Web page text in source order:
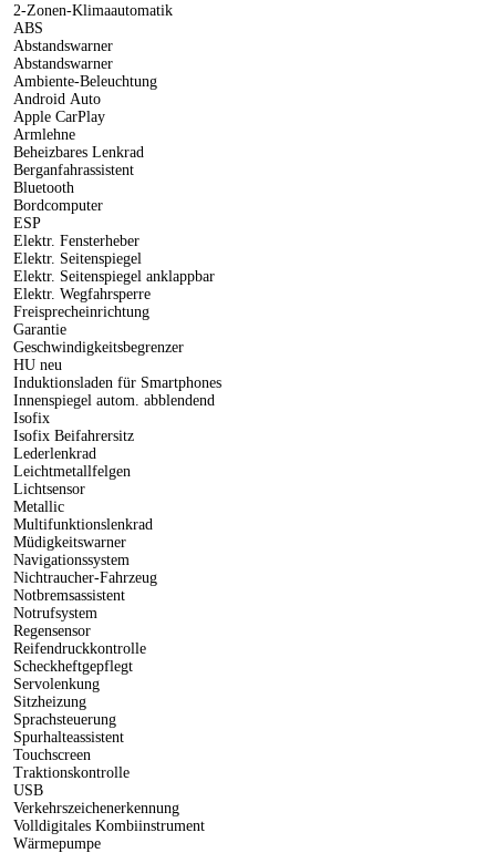
2-Zonen-Klimaautomatik
ABS
Abstandswarner
Abstandswarner
Ambiente-Beleuchtung
Android Auto
Apple CarPlay
Armlehne
Beheizbares Lenkrad
Berganfahrassistent
Bluetooth
Bordcomputer
ESP
Elektr. Fensterheber
Elektr. Seitenspiegel
Elektr. Seitenspiegel anklappbar
Elektr. Wegfahrsperre
Freisprecheinrichtung
Garantie
Geschwindigkeitsbegrenzer
HU neu
Induktionsladen für Smartphones
Innenspiegel autom. abblendend
Isofix
Isofix Beifahrersitz
Lederlenkrad
Leichtmetallfelgen
Lichtsensor
Metallic
Multifunktionslenkrad
Müdigkeitswarner
Navigationssystem
Nichtraucher-Fahrzeug
Notbremsassistent
Notrufsystem
Regensensor
Reifendruckkontrolle
Scheckheftgepflegt
Servolenkung
Sitzheizung
Sprachsteuerung
Spurhalteassistent
Touchscreen
Traktionskontrolle
USB
Verkehrszeichenerkennung
Volldigitales Kombiinstrument
Wärmepumpe